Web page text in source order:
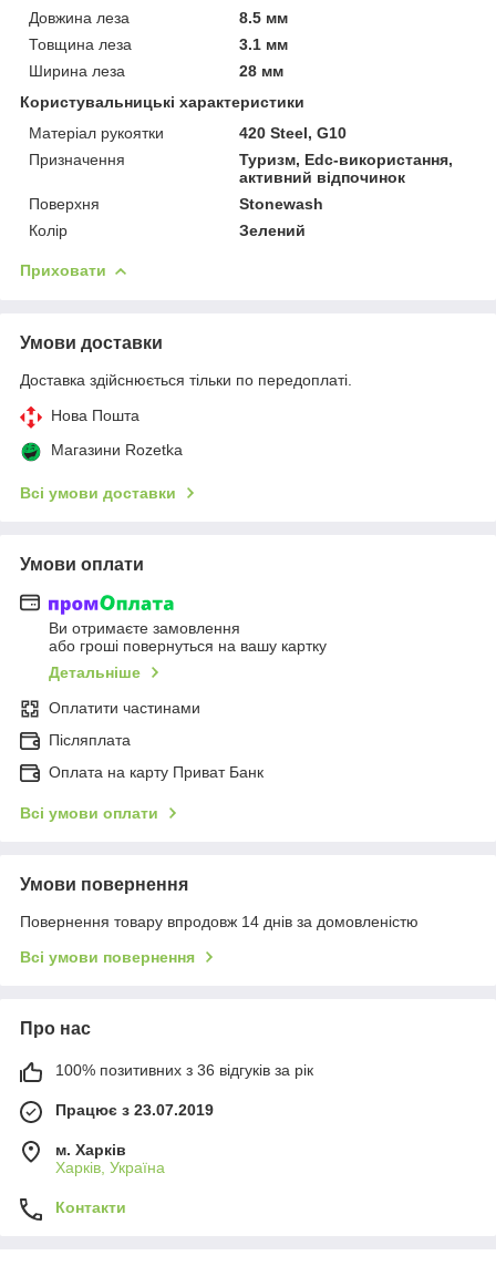
Довжина леза
8.5 мм
Товщина леза
3.1 мм
Ширина леза
28 мм
Користувальницькі характеристики
Матеріал рукоятки
420 Steel, G10
Призначення
Туризм, Edc-використання,
активний відпочинок
Поверхня
Stonewash
Колір
Зелений
Приховати
Умови доставки
Доставка здійснюється тільки по передоплаті.
Нова Пошта
Магазини Rozetka
Всі умови доставки
Умови оплати
Ви отримаєте замовлення
або гроші повернуться на вашу картку
Детальніше
Оплатити частинами
Післяплата
Оплата на карту Приват Банк
Всі умови оплати
Умови повернення
Повернення товару впродовж 14 днів за домовленістю
Всі умови повернення
Про нас
100% позитивних з 36 відгуків за рік
Працює з 23.07.2019
м. Харків
Харків, Україна
Контакти